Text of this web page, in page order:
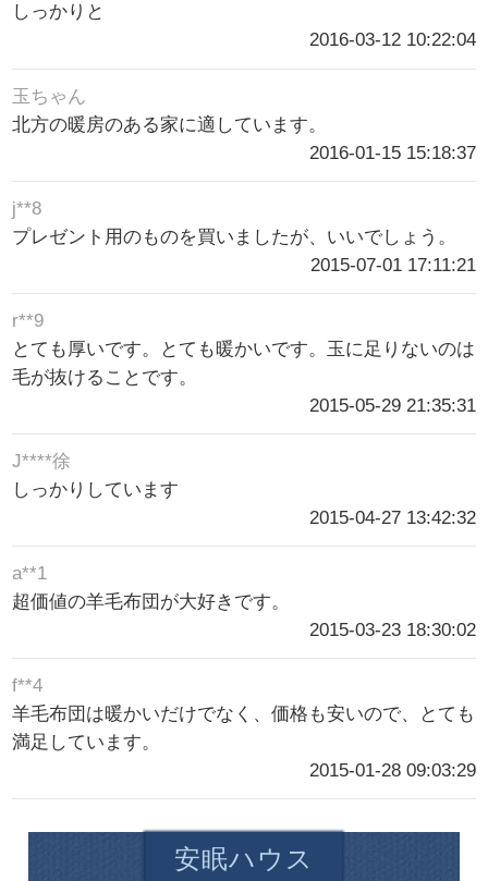
しっかりと
2016-03-12 10:22:04
玉ちゃん
北方の暖房のある家に適しています。
2016-01-15 15:18:37
j**8
プレゼント用のものを買いましたが、いいでしょう。
2015-07-01 17:11:21
r**9
とても厚いです。とても暖かいです。玉に足りないのは
毛が抜けることです。
2015-05-29 21:35:31
J****徐
しっかりしています
2015-04-27 13:42:32
a**1
超価値の羊毛布団が大好きです。
2015-03-23 18:30:02
f**4
羊毛布団は暖かいだけでなく、価格も安いので、とても
満足しています。
2015-01-28 09:03:29
安眠ハウス